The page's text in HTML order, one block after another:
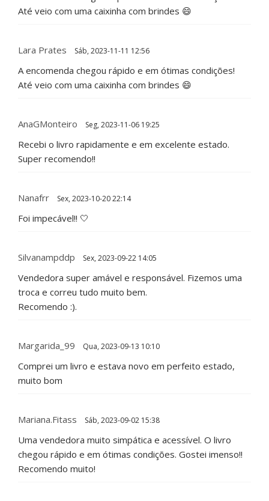
Até veio com uma caixinha com brindes 😄
Lara Prates Sáb, 2023-11-11 12:56
A encomenda chegou rápido e em ótimas condições!
Até veio com uma caixinha com brindes 😄
AnaGMonteiro Seg, 2023-11-06 19:25
Recebi o livro rapidamente e em excelente estado.
Super recomendo!!
Nanafrr Sex, 2023-10-20 22:14
Foi impecável!! 🤍
Silvanampddp Sex, 2023-09-22 14:05
Vendedora super amável e responsável. Fizemos uma
troca e correu tudo muito bem.
Recomendo :).
Margarida_99 Qua, 2023-09-13 10:10
Comprei um livro e estava novo em perfeito estado,
muito bom
Mariana.fitass Sáb, 2023-09-02 15:38
Uma vendedora muito simpática e acessível. O livro
chegou rápido e em ótimas condições. Gostei imenso!!
Recomendo muito!